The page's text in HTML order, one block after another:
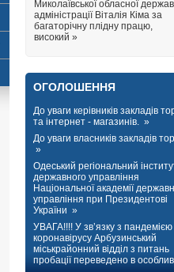
Миколаївської обласної
адміністрації Віталія Кіма за
багаторічну плідну працю,
високий »
ОГОЛОШЕННЯ
До уваги керівників закладів
та інтернет - магазинів. »
До уваги власників закладів
»
Одеський регіональний
державного управління
Національної академії
управління при Президентові
України »
УВАГА!!!! У зв’язку з пандемією
коронавірусу Арбузинський
міськрайонний відділ з питань
пробації переведено в